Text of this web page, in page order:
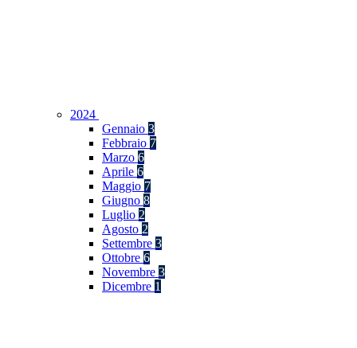
2024
Gennaio 3
Febbraio 7
Marzo 6
Aprile 6
Maggio 7
Giugno 8
Luglio 2
Agosto 2
Settembre 3
Ottobre 6
Novembre 3
Dicembre 1